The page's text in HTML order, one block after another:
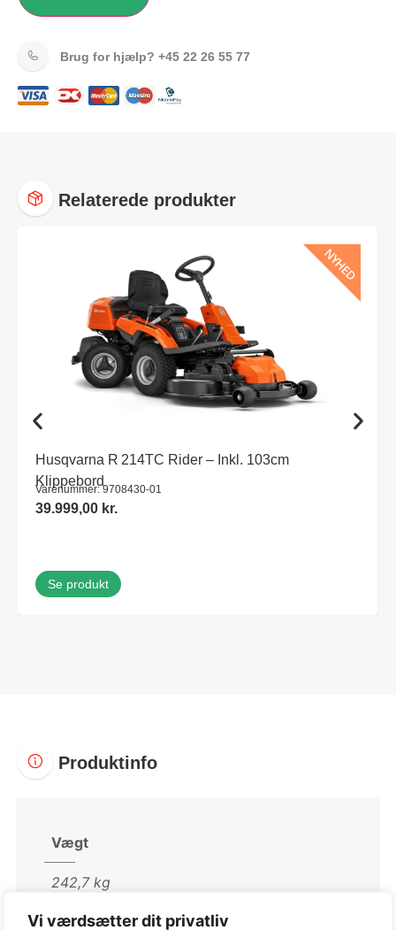
Vi værdsætter dit privatliv
Brug for hjælp? +45 22 26 55 77
Relaterede produkter
NYHED
Husqvarna R 214TC Rider – Inkl. 103cm
Klippebord
Varenummer: 9708430-01
39.999,00 kr.
Se produkt
Produktinfo
Vægt
242,7 kg
Størrelse